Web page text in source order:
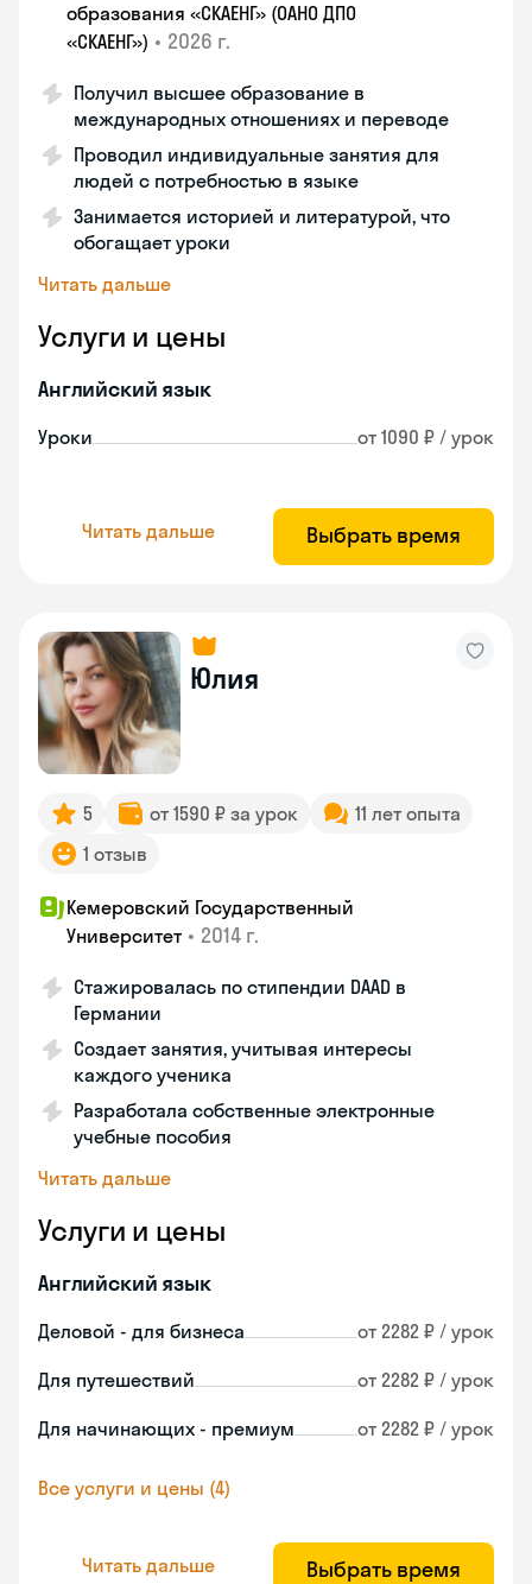
образования «СКАЕНГ» (ОАНО ДПО
«СКАЕНГ») • 2026 г.
Получил высшее образование в
международных отношениях и переводе
Проводил индивидуальные занятия для
людей с потребностью в языке
Занимается историей и литературой, что
обогащает уроки
Читать дальше
Услуги и цены
Английский язык
Уроки от 1090 ₽ / урок
Читать дальше Выбрать время
Юлия
5 от 1590 ₽ за урок
11 лет опыта
1 отзыв
Кемеровский Государственный
Университет • 2014 г.
Стажировалась по стипендии DAAD в
Германии
Создает занятия, учитывая интересы
каждого ученика
Разработала собственные электронные
учебные пособия
Читать дальше
Услуги и цены
Английский язык
Деловой - для бизнеса от 2282 ₽ / урок
Для путешествий от 2282 ₽ / урок
Для начинающих - премиум от 2282 ₽ / урок
Все услуги и цены (4)
Читать дальше Выбрать время